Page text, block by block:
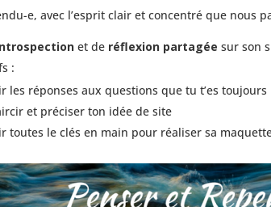
e, avec l’esprit clair et concentré que nous
et de réflexion partagée sur son
:
les réponses aux questions que tu t’es toujours
et préciser ton idée de site
toutes le clés en main pour réaliser sa